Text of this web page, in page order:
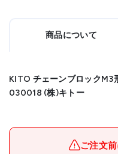
商品について
KITO チェーンブロックM3
030018 (株)キトー
ブランド名ご注文